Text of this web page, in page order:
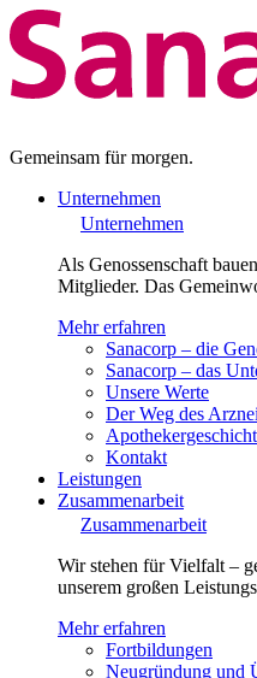
Gemeinsam für morgen.
Unternehmen
Unternehmen
Als Genossenschaft
Mitglieder. Das
Mehr erfahren
Sanacorp – die
Sanacorp – das
Unsere Werte
Der Weg des
Kontakt
Leistungen
Zusammenarbeit
Zusammenarbeit
Wir stehen für Vielfalt –
unserem großen
Mehr erfahren
Fortbildungen
Neugründung und